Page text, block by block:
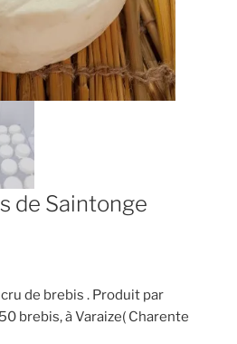
de Saintonge
de brebis . Produit par
brebis, à Varaize( Charente